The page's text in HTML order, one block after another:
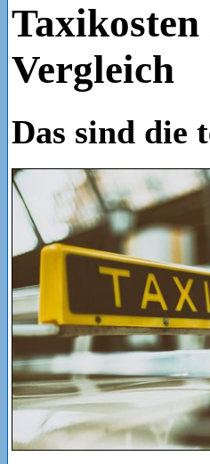
Vergleich
Das sind die